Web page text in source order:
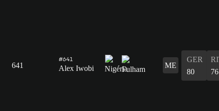
641
#641
Alex Iwobi ME
GER
80
76